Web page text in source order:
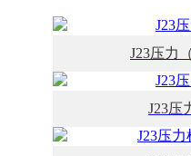
J23压力
J23压